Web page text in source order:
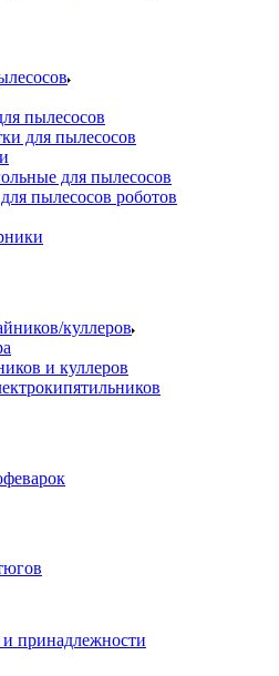
пылесосов
для пылесосов
для пылесосов
пылесосов роботов
куллеров
и куллеров
принадлежности